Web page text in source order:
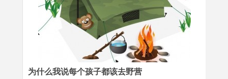
为什么我说每个孩子都该去野营